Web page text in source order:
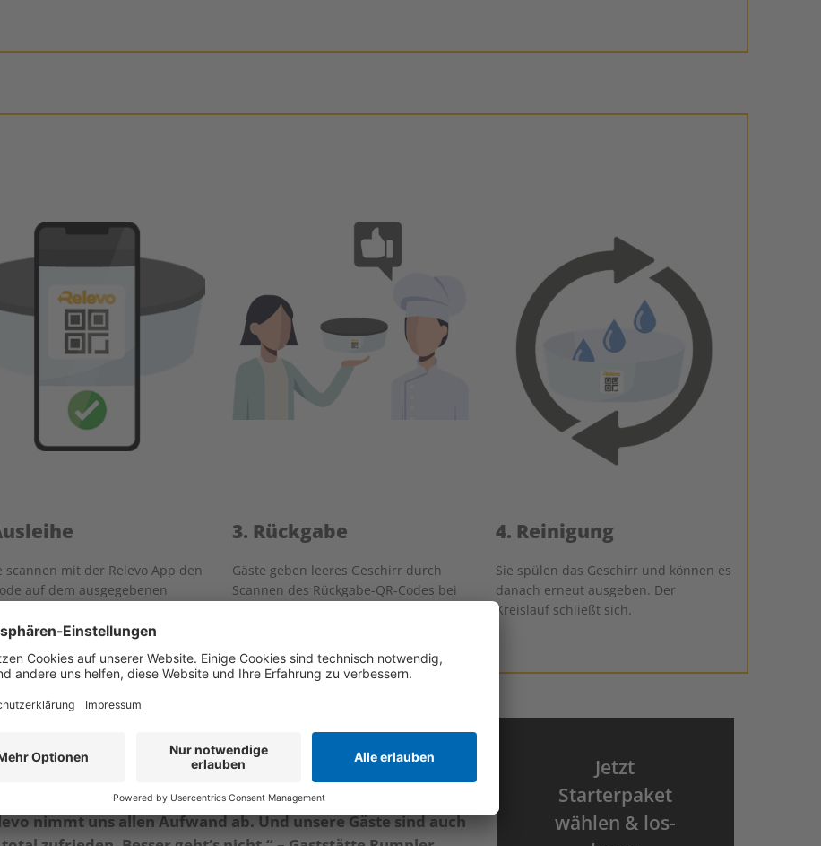
scannen mit der Relevo App den
auf dem ausgegebenen
aus.
3. Rückgabe
Gäste geben leeres Geschirr durch
Scannen des Rückgabe-QR-Codes bei
4. Reinigung
Sie spülen das Geschirr und können es
danach erneut ausgeben. Der
Kreislauf schließt sich.
System ließ sich super schnell und sehr einfach integrieren.
Wir sind echt begeistert“. – Panorama Catering
nimmt uns allen Aufwand ab. Und unsere Gäste sind auch
Jetzt
Starterpaket
wählen & los-